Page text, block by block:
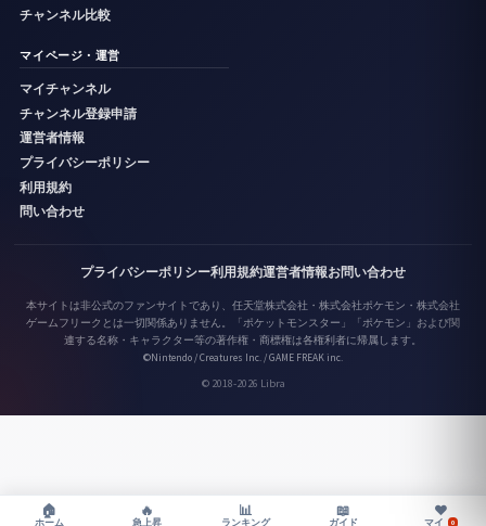
チャンネル比較
マイページ・運営
マイチャンネル
チャンネル登録申請
運営者情報
プライバシーポリシー
利用規約
問い合わせ
プライバシーポリシー利用規約運営者情報お問い合わせ
本サイトは非公式のファンサイトであり、任天堂株式会社・株式会社ポケモン・株式会社
ゲームフリークとは一切関係ありません。「ポケットモンスター」「ポケモン」および関
連する名称・キャラクター等の著作権・商標権は各権利者に帰属します。
©Nintendo / Creatures Inc. / GAME FREAK inc.
© 2018-2026 Libra
🏠
ホーム
🔥
急上昇
📊
ランキング
📖
ガイド
♥
マイ 0